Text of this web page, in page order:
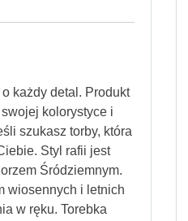
każdy detal. Produkt
kolorystyce i
szukasz torby, która
Styl rafii jest
Śródziemnym.
wiosennych i letnich
w ręku. Torebka